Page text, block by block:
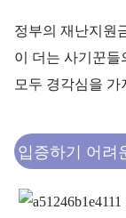
정부의 재난지원
이 더는 사기꾼들
모두 경각심을
입증하기 어려